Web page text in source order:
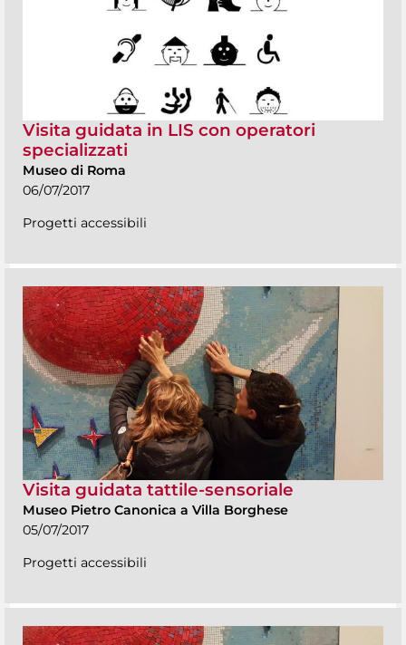
Visita guidata in LIS con operatori
specializzati
Museo di Roma
06/07/2017
Progetti accessibili
Visita guidata tattile-sensoriale
Museo Pietro Canonica a Villa Borghese
05/07/2017
Progetti accessibili